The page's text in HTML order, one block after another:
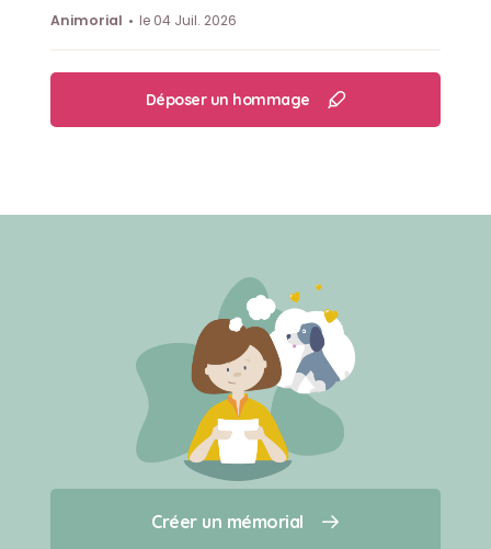
Créer un mémorial
Qui sommes-nous ?
Animorial
le 04 Juil. 2026
Déposer un hommage
Créer un mémorial